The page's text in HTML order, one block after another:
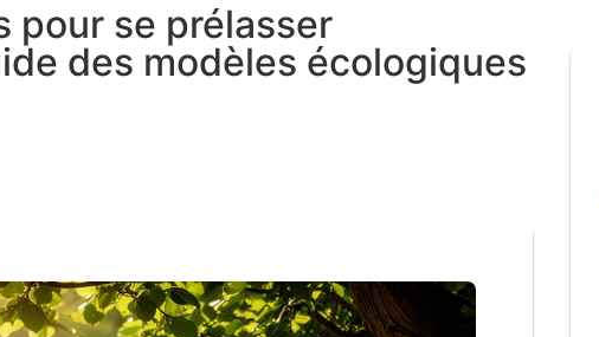
pour se prélasser
des modèles écologiques